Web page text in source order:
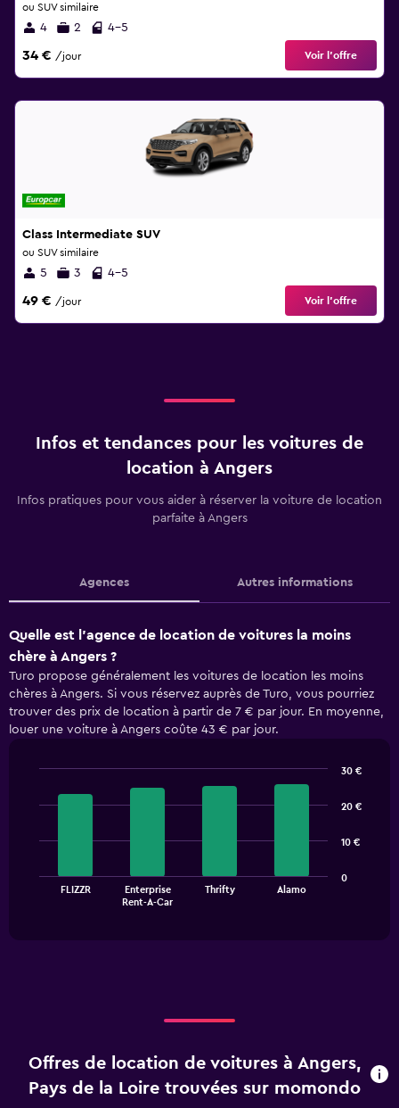
ou SUV similaire
4 2 4-5
34 € /jour Voir l’offre
Class Intermediate SUV
ou SUV similaire
5 3 4-5
49 € /jour Voir l’offre
Infos et tendances pour les voitures de
location à Angers
Infos pratiques pour vous aider à réserver la voiture de location
parfaite à Angers
Agences Autres informations
Quelle est l’agence de location de voitures la moins
chère à Angers ?
Turo propose généralement les voitures de location les moins
chères à Angers. Si vous réservez auprès de Turo, vous pourriez
trouver des prix de location à partir de 7 € par jour. En moyenne,
louer une voiture à Angers coûte 43 € par jour.
bars.
The
chart
The
chart
has
graphic.
FLIZZR
Enterprise
Rent-A-Car
Thrifty Alamo
0
10 €
20 €
30 €
Offres de location de voitures à Angers,
Pays de la Loire trouvées sur momondo